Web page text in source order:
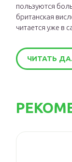
пользуются
британская
читается уже в
ЧИТАТЬ